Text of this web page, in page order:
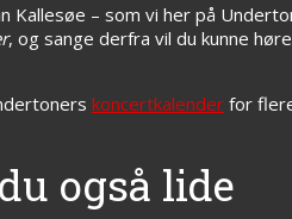
Kallesøe – som vi her på
, og sange derfra vil du kunne
koncertkalender for
også lide